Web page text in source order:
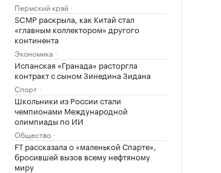
Пермский край
SCMP раскрыла, как Китай стал
«главным коллектором» другого
континента
Экономика
Испанская «Гранада» расторгла
контракт с сыном Зинедина Зидана
Спорт
Школьники из России стали
чемпионами Международной
олимпиады по ИИ
Общество
FT рассказала о «маленькой Спарте»,
бросившей вызов всему нефтяному
миру